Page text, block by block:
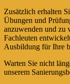
Zusätzlich erhalten
Übungen und
anzuwenden und zu
Fachleuten
Ausbildung für Ihre
Warten Sie nicht
unserem